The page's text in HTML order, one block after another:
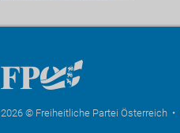
2026 © Freiheitliche Partei Österreich •